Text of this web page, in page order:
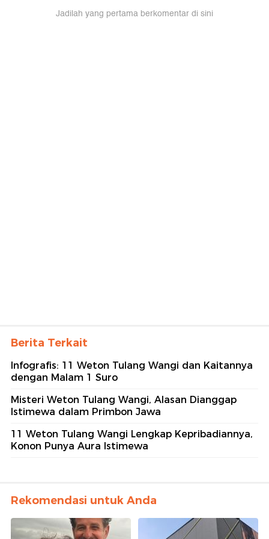
Jadilah yang pertama berkomentar di sini
Berita Terkait
Infografis: 11 Weton Tulang Wangi dan Kaitannya
dengan Malam 1 Suro
Misteri Weton Tulang Wangi, Alasan Dianggap
Istimewa dalam Primbon Jawa
11 Weton Tulang Wangi Lengkap Kepribadiannya,
Konon Punya Aura Istimewa
Rekomendasi untuk Anda